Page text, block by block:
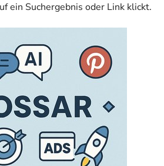
ein Suchergebnis oder Link klickt.